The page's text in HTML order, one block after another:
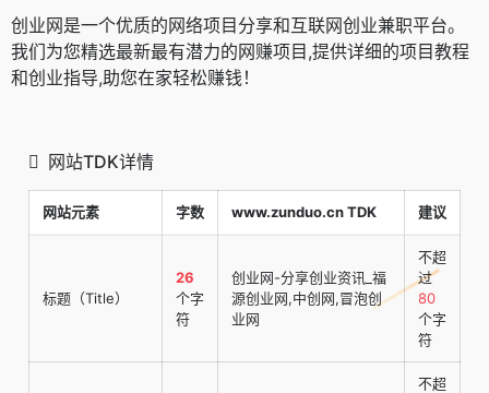
创业网是一个优质的网络项目分享和互联网创业兼职平台。
我们为您精选最新最有潜力的网赚项目,提供详细的项目教程
和创业指导,助您在家轻松赚钱！
网站TDK详情
网站元素 字数 www.zunduo.cn TDK 建议
标题（Title）
26
个字
符
创业网-分享创业资讯_福
源创业网,中创网,冒泡创
业网
不超
过
80
个字
符
不超